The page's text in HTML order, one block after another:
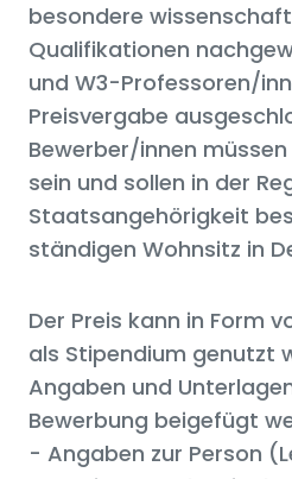
besondere
Qualifikationen
und W3-Professoren/
Preisvergabe
Bewerber/innen
sein und sollen in der
Staatsangehörigkeit
ständigen Wohnsitz in
Der Preis kann in Form
als Stipendium genutzt
Angaben und
Bewerbung beigefügt
- Angaben zur Person